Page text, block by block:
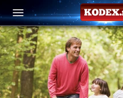
Fitnes